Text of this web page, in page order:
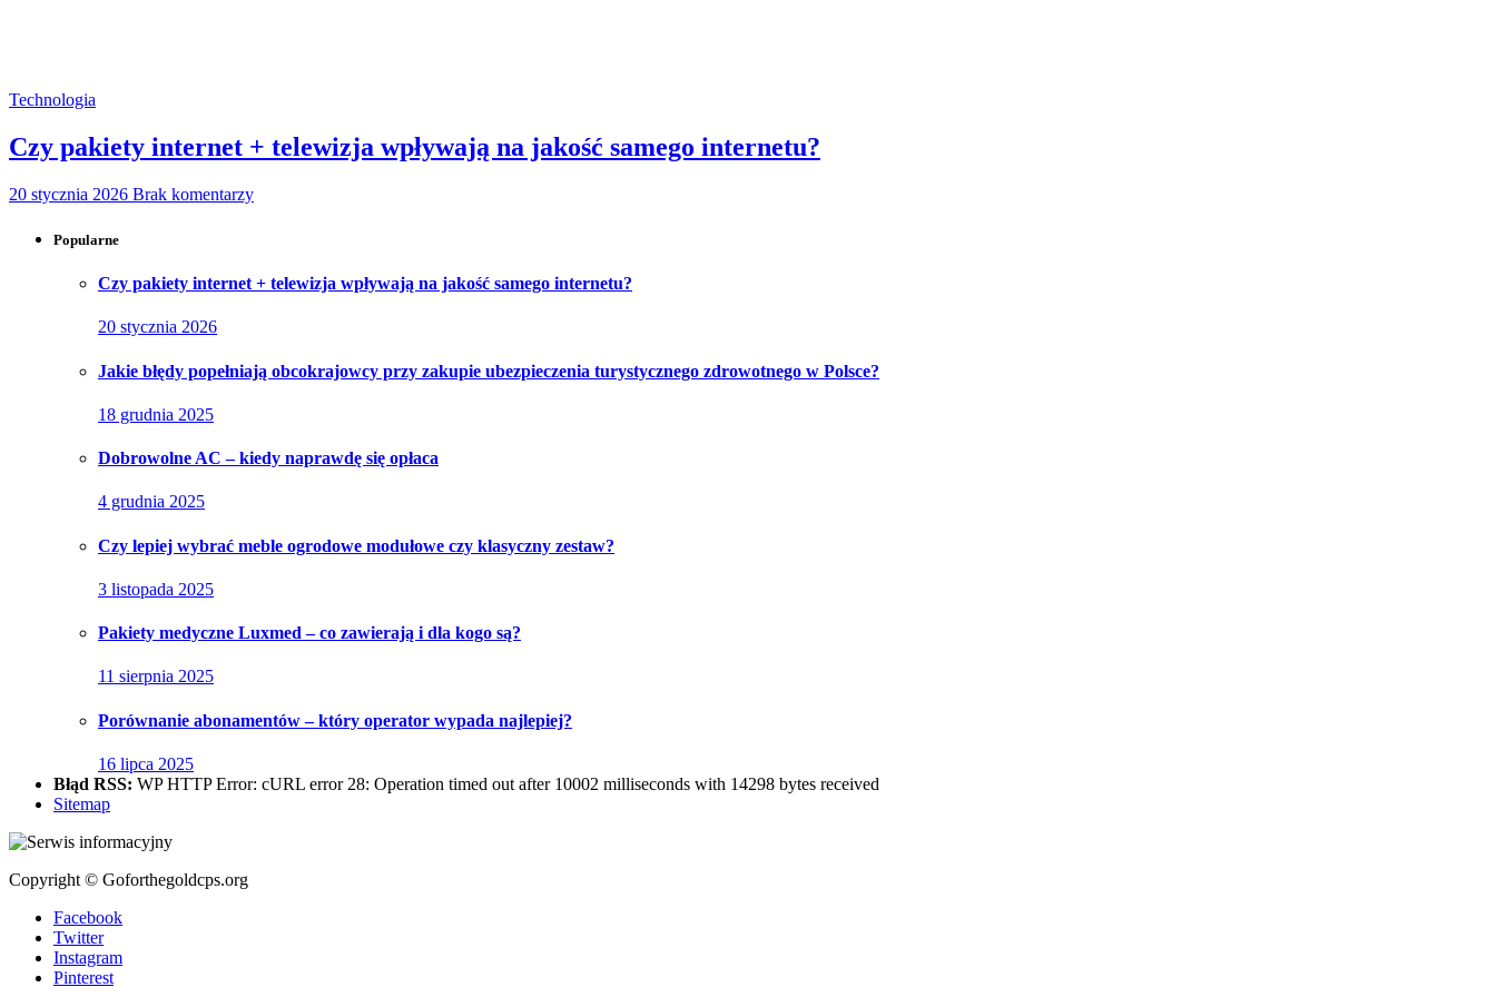
Technologia
Czy pakiety internet + telewizja wpływają na jakość samego internetu?
20 stycznia 2026 Brak komentarzy
Popularne
Czy pakiety internet + telewizja wpływają na jakość samego internetu?
20 stycznia 2026
Jakie błędy popełniają obcokrajowcy przy zakupie ubezpieczenia turystycznego zdrowotnego w Polsce?
18 grudnia 2025
Dobrowolne AC – kiedy naprawdę się opłaca
4 grudnia 2025
Czy lepiej wybrać meble ogrodowe modułowe czy klasyczny zestaw?
3 listopada 2025
Pakiety medyczne Luxmed – co zawierają i dla kogo są?
11 sierpnia 2025
Porównanie abonamentów – który operator wypada najlepiej?
16 lipca 2025
Błąd RSS: WP HTTP Error: cURL error 28: Operation timed out after 10002 milliseconds with 14298 bytes received
Sitemap
Copyright © Goforthegoldcps.org
Facebook
Twitter
Instagram
Pinterest